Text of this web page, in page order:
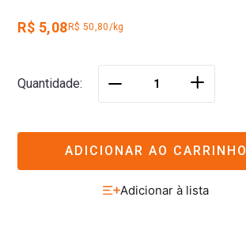
R$ 5,08 R$ 50,80/kg
Quantidade ＋
ADICIONAR AO CARRINHO